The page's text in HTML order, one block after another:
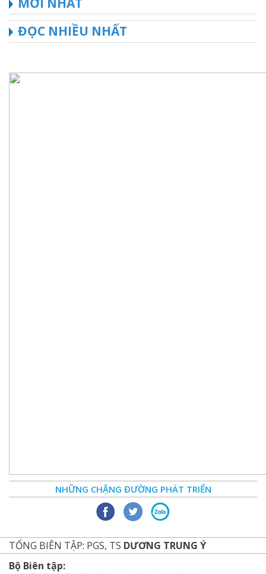
ĐỌC NHIỀU NHẤT
NHỮNG CHẶNG ĐƯỜNG PHÁT TRIỂN
TỔNG BIÊN TẬP: PGS, TS DƯƠNG TRUNG Ý
Bộ Biên tập: